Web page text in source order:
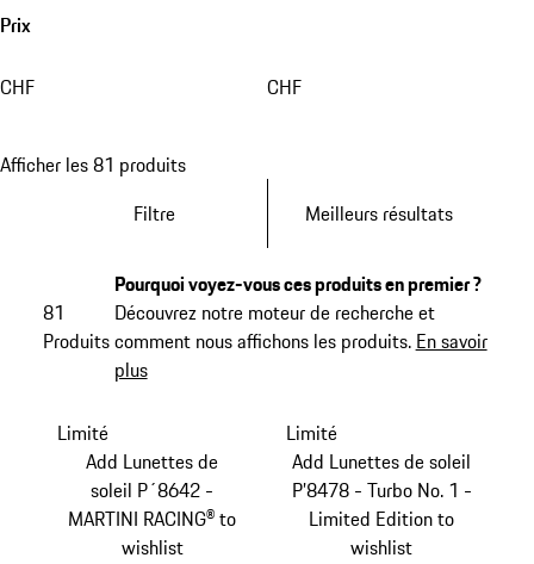
Prix
CHF CHF
Afficher les 81 produits
Filtre
Meilleurs résultats
81
Produits
Pourquoi voyez-vous ces produits en premier ?
Découvrez notre moteur de recherche et
comment nous affichons les produits. En savoir
plus
Limité
Add Lunettes de
soleil P´8642 -
MARTINI RACING® to
wishlist
Limité
Add Lunettes de soleil
P’8478 - Turbo No. 1 -
Limited Edition to
wishlist